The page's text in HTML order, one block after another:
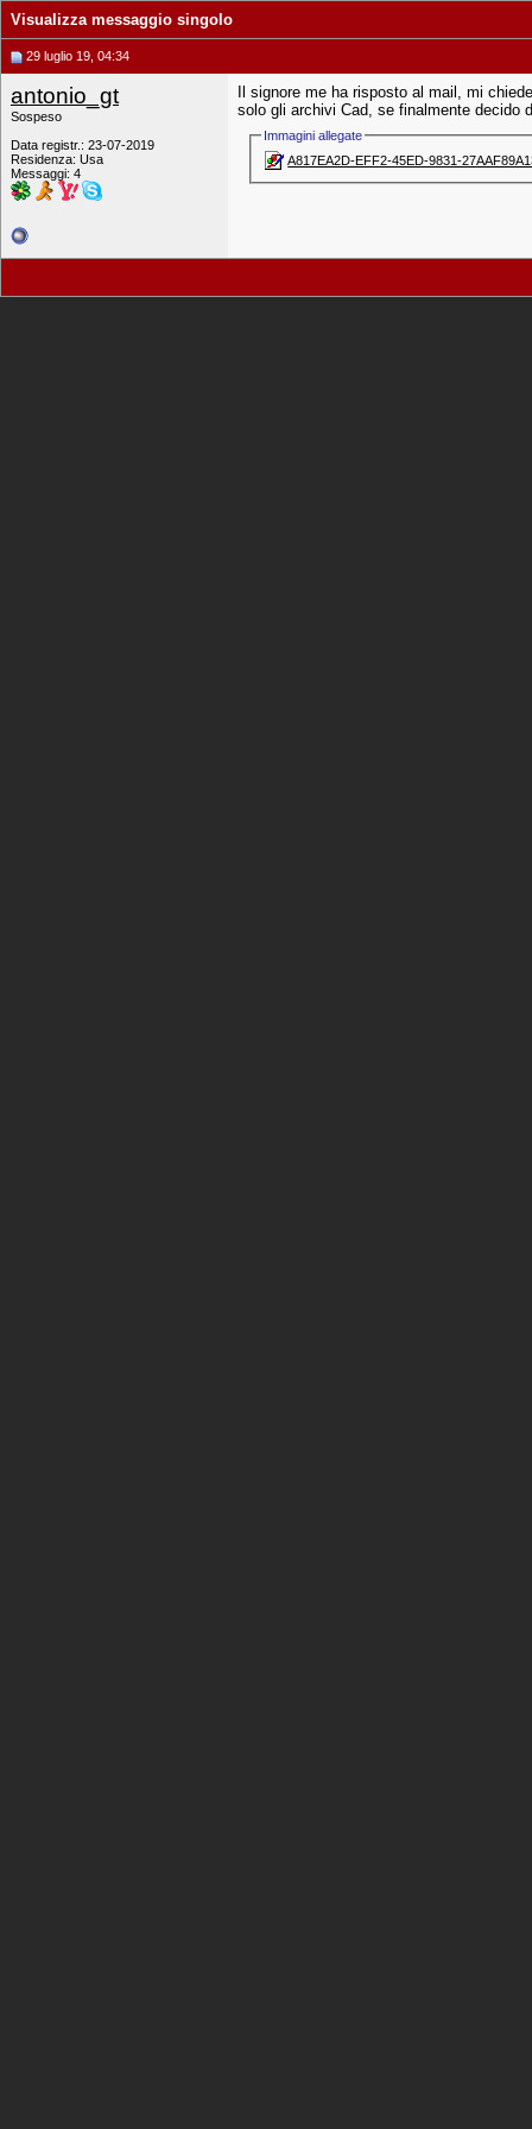
Visualizza messaggio singolo
29 luglio 19, 04:34
antonio_gt
Sospeso
Data registr.: 23-07-2019
Residenza: Usa
Messaggi: 4
Il signore me ha risposto al mail, mi
solo gli archivi Cad, se finalmente decido
Immagini allegate
A817EA2D-EFF2-45ED-9831-